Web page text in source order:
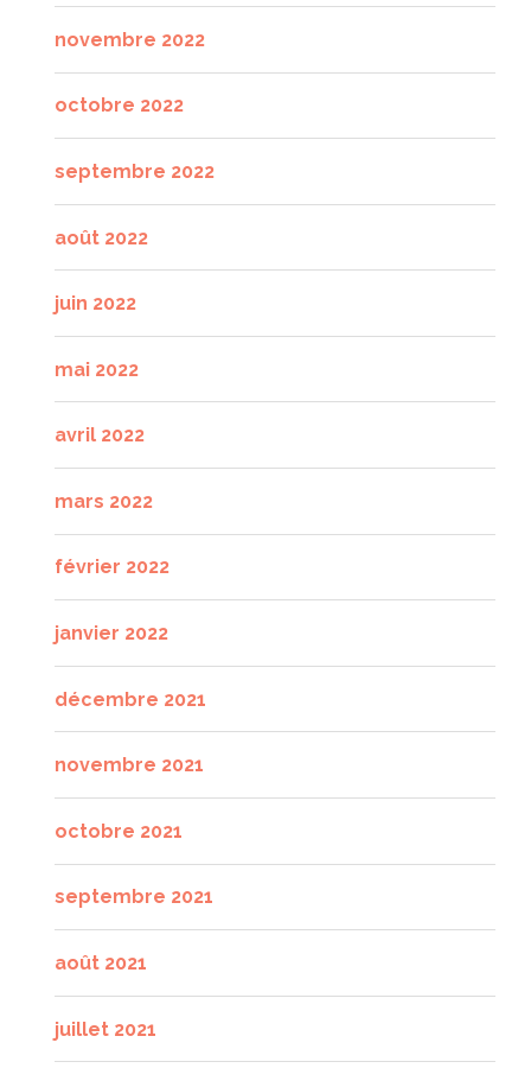
novembre 2022
octobre 2022
septembre 2022
août 2022
juin 2022
mai 2022
avril 2022
mars 2022
février 2022
janvier 2022
décembre 2021
novembre 2021
octobre 2021
septembre 2021
août 2021
juillet 2021